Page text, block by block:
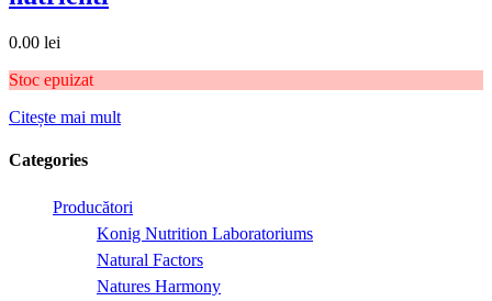
0.00 lei
Stoc epuizat
Citește mai mult
Categories
Producători
Konig Nutrition Laboratoriums
Natural Factors
Natures Harmony